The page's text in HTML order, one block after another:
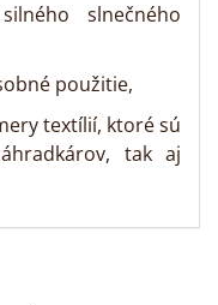
slnečného
použitie,
textílií, ktoré sú
tak aj